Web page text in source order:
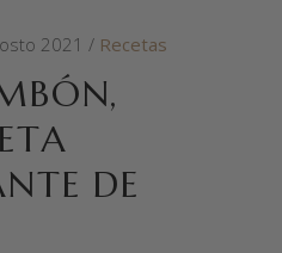
2021 Recetas
DE